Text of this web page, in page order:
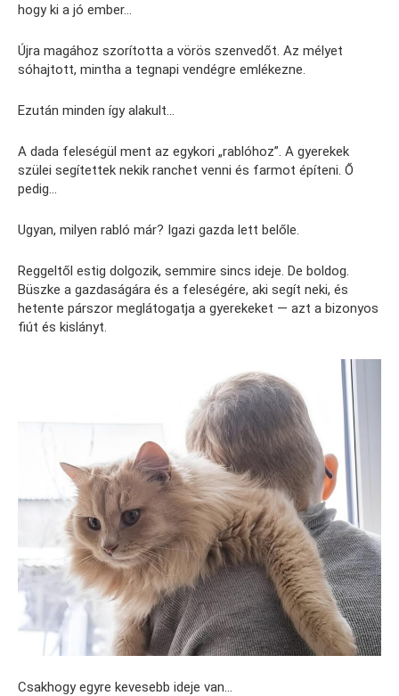
hogy ki a jó ember…
Újra magához szorította a vörös szenvedőt. Az mélyet
sóhajtott, mintha a tegnapi vendégre emlékezne.
Ezután minden így alakult…
A dada feleségül ment az egykori „rablóhoz”. A gyerekek
szülei segítettek nekik ranchet venni és farmot építeni. Ő
pedig…
Ugyan, milyen rabló már? Igazi gazda lett belőle.
Reggeltől estig dolgozik, semmire sincs ideje. De boldog.
Büszke a gazdaságára és a feleségére, aki segít neki, és
hetente párszor meglátogatja a gyerekeket — azt a bizonyos
fiút és kislányt.
Csakhogy egyre kevesebb ideje van…